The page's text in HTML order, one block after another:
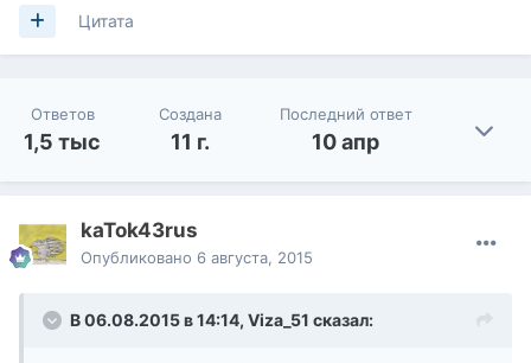
Цитата
Ответов
1,5 тыс
Создана
11 г.
Последний ответ
10 апр
kaTok43rus
Опубликовано 6 августа, 2015
В 06.08.2015 в 14:14, Viza_51 сказал: